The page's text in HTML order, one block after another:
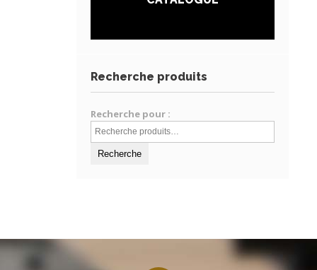
Recherche produits
Recherche pour :